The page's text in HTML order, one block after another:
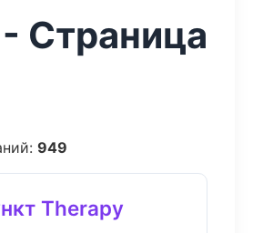
Страница
949
Therapy